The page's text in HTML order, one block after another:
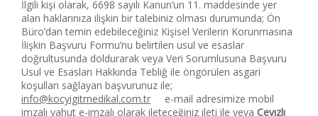
İlgili kişi olarak, 6698 sayılı Kanun’un 11. maddesinde yer
alan haklarınıza ilişkin bir talebiniz olması durumunda; Ön
Büro’dan temin edebileceğiniz Kişisel Verilerin Korunmasına
İlişkin Başvuru Formu’nu belirtilen usul ve esaslar
doğrultusunda doldurarak veya Veri Sorumlusuna Başvuru
Usul ve Esasları Hakkında Tebliğ ile öngörülen asgari
koşulları sağlayan başvurunuz ile;
info@kocyigitmedikal.com.tr e-mail adresimize mobil
imzalı yahut e-imzalı olarak ileteceğiniz ileti ile veya Cevızlı